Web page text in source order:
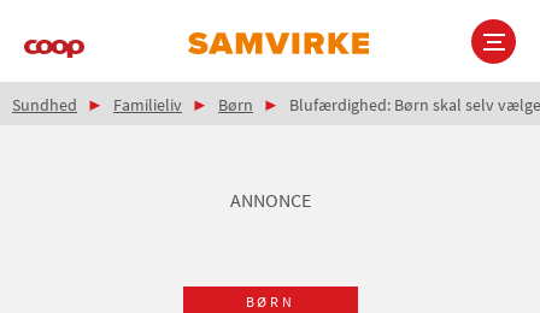
Main
Brødkrumme
Sundhed Familieliv Børn Blufærdighed: Børn skal selv
ANNONCE
BØRN